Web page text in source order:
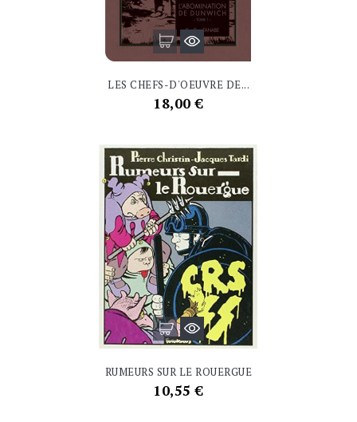
LES CHEFS-D'OEUVRE DE...
Prix
18,00 €
RUMEURS SUR LE ROUERGUE
Prix
10,55 €